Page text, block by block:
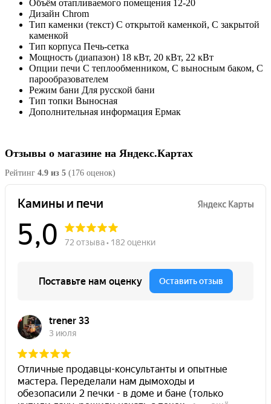
Объём отапливаемого помещения 12-20
Дизайн Chrom
Тип каменки (текст) С открытой каменкой, С закрытой
каменкой
Тип корпуса Печь-сетка
Мощность (диапазон) 18 кВт, 20 кВт, 22 кВт
Опции печи С теплообменником, С выносным баком, С
парообразователем
Режим бани Для русской бани
Тип топки Выносная
Дополнительная информация Ермак
Отзывы о магазине на Яндекс.Картах
Рейтинг 4.9 из 5 (176 оценок)